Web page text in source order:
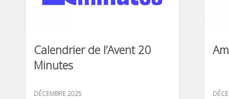
Calendrier de l’Avent 20
Minutes
DÉCEMBRE 2025